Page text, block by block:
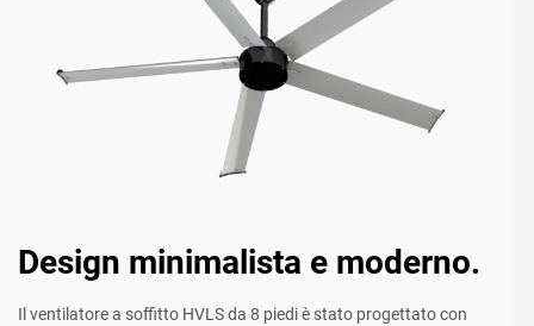
Design minimalista e moderno.
Il ventilatore a soffitto HVLS da 8 piedi è stato progettato con